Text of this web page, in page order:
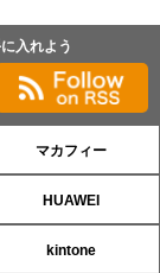
入れよう
マカフィー
HUAWEI
kintone